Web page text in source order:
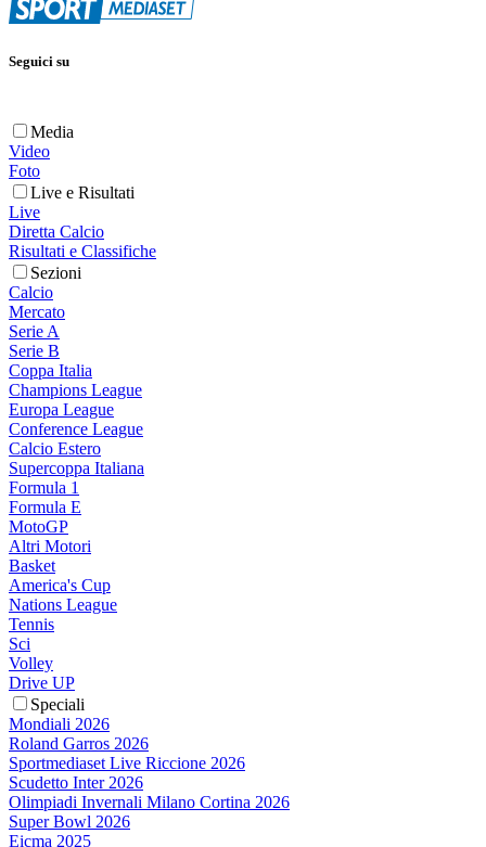
Seguici su
Media
Video
Foto
Live e Risultati
Live
Diretta Calcio
Risultati e Classifiche
Sezioni
Calcio
Mercato
Serie A
Serie B
Coppa Italia
Champions League
Europa League
Conference League
Calcio Estero
Supercoppa Italiana
Formula 1
Formula E
MotoGP
Altri Motori
Basket
America's Cup
Nations League
Tennis
Sci
Volley
Drive UP
Speciali
Mondiali 2026
Roland Garros 2026
Sportmediaset Live Riccione 2026
Scudetto Inter 2026
Olimpiadi Invernali Milano Cortina 2026
Super Bowl 2026
Eicma 2025